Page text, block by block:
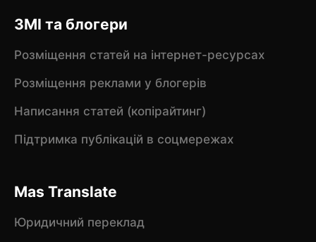
ЗМІ та блогери
Розміщення статей на інтернет-ресурсах
Розміщення реклами у блогерів
Написання статей (копірайтинг)
Підтримка публікацій в соцмережах
Mas Translate
Юридичний переклад